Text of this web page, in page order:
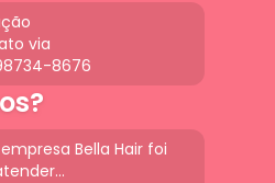
via
8676
Bella Hair foi